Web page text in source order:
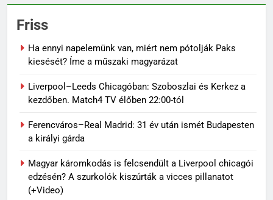
Friss
Ha ennyi napelemünk van, miért nem pótolják Paks
kiesését? Íme a műszaki magyarázat
Liverpool–Leeds Chicagóban: Szoboszlai és Kerkez a
kezdőben. Match4 TV élőben 22:00-tól
Ferencváros–Real Madrid: 31 év után ismét Budapesten
a királyi gárda
Magyar káromkodás is felcsendült a Liverpool chicagói
edzésén? A szurkolók kiszúrták a vicces pillanatot
(+Video)